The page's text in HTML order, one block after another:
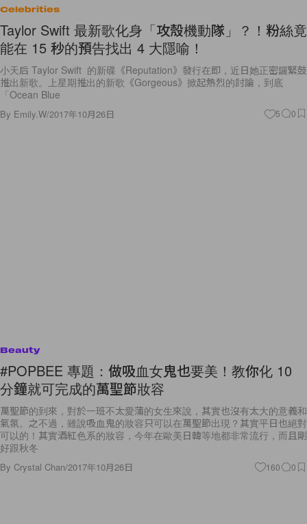
Celebrities
Taylor Swift 最新歌化身「攻殼機動隊」？！粉絲竟
能在 15 秒的預告找出 4 大隱喻！
小天后 Taylor Swift 的新碟《Reputation》發行在即，近日她正密鑼緊鼓
推出新歌。上星期推出的新歌《Gorgeous》掀起熱烈的討論，到底
「Ocean Blue
By Emily.W/2017年10月26日 5 0
Beauty
#POPBEE 專題：做吸血女鬼也要美！教你化 10
分鐘就可完成的萬聖節妝容
萬聖節的到來，對於一班不太愛蒲的女生來說，其實也沒有太大的意義和
氣氛。之不過，雖說吸血鬼的妝容只可以在萬聖節出現？其實平日也絕對
可以的！其實酒紅色系的妝容，今年在歐美日韓等地都非常流行，而且剛
好跟秋冬
By Crystal Chan/2017年10月26日 160 0